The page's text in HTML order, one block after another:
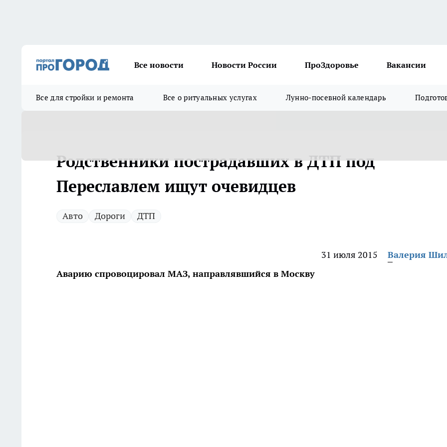
Все новости Новости России ПроЗдоровье Вакансии
Все для стройки и ремонта Все о ритуальных услугах Лунно-посевной календарь
Родственники пострадавших в ДТП под
Переславлем ищут очевидцев
Авто Дороги ДТП
31 июля 2015
Валерия
Аварию спровоцировал МАЗ, направлявшийся в Москву